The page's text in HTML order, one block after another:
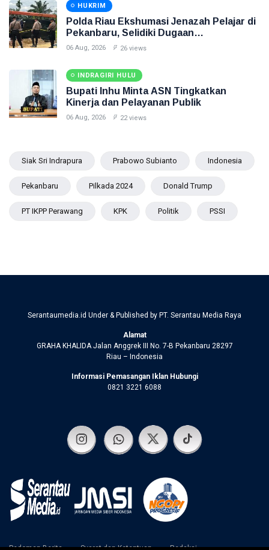
HUKRIM
Polda Riau Ekshumasi Jenazah Pelajar di
Pekanbaru, Selidiki Dugaan
Penganiayaan
06 Aug, 2026 26 views
INDRAGIRI HULU
Bupati Inhu Minta ASN Tingkatkan
Kinerja dan Pelayanan Publik
06 Aug, 2026 22 views
Siak Sri Indrapura Prabowo Subianto Indonesia
Pekanbaru Pilkada 2024 Donald Trump
PT IKPP Perawang KPK Politik PSSI
Serantaumedia.id Under & Published by PT. Serantau Media Raya
Alamat
GRAHA KHALIDA Jalan Anggrek III No. 7-B Pekanbaru 28297
Riau – Indonesia
Informasi Pemasangan Iklan Hubungi
0821 3221 6088